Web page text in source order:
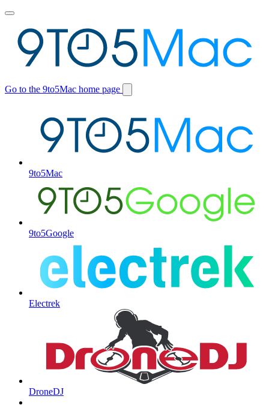
Toggle
menu
Go to the 9to5Mac home page
Switch
9to5Mac
9to5Google
Electrek
DroneDJ